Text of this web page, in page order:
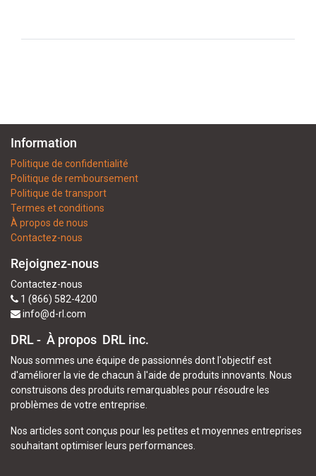
Information
Politique de confidentialité
Politique de remboursement
Politique de transport
Termes et conditions
À propos de nous
Contactez-nous
Rejoignez-nous
Contactez-nous
1 (866) 582-4200
info@d-rl.com
DRL - À propos DRL inc.
Nous sommes une équipe de passionnés dont l'objectif est
d'améliorer la vie de chacun à l'aide de produits innovants. Nous
construisons des produits remarquables pour résoudre les
problèmes de votre entreprise.
Nos articles sont conçus pour les petites et moyennes entreprises
souhaitant optimiser leurs performances.